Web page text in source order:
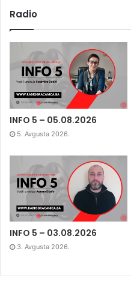
Radio
INFO 5 – 05.08.2026
5. Avgusta 2026.
INFO 5 – 03.08.2026
3. Avgusta 2026.